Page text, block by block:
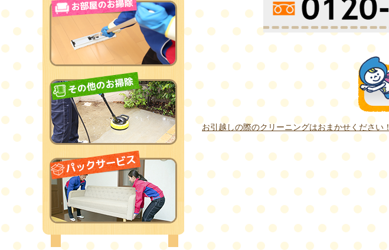
お引越しの際のクリーニングはおまかせください！